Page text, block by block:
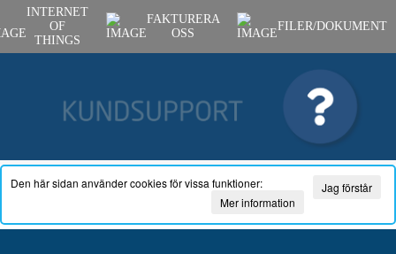
INTERNET
OF
THINGS
FAKTURERA
OSS
FILER/DOKUMENT
Den här sidan använder cookies för vissa funktioner:
Jag förstår
Mer information